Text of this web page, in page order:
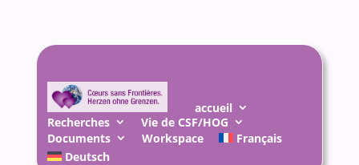
accueil
Recherches
Vie de CSF/HOG
Documents
Workspace
Français
Deutsch